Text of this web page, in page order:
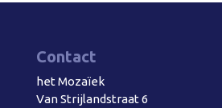
Contact
het Mozaïek
Van Strijlandstraat 6